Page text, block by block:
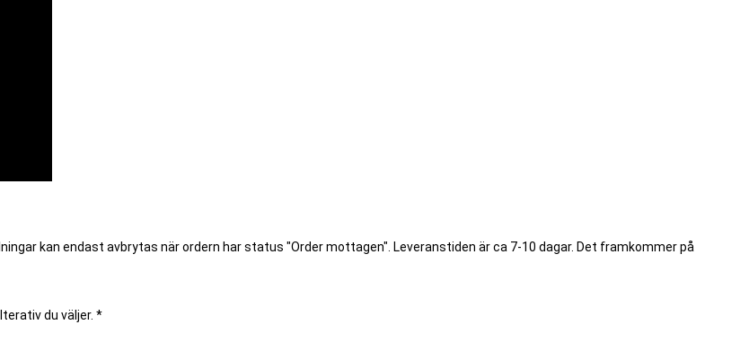
kan endast avbrytas när ordern har status "Order mottagen". Leveranstiden är ca 7-10 dagar. Det framkommer på
du väljer. *